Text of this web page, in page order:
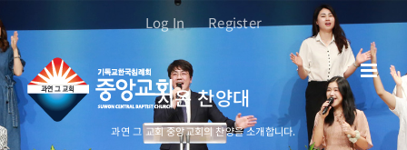
텐
츠
로
건
너
뛰
Log In Register
시온 찬양대
과연 그 교회 중앙교회의 찬양을 소개합니다.